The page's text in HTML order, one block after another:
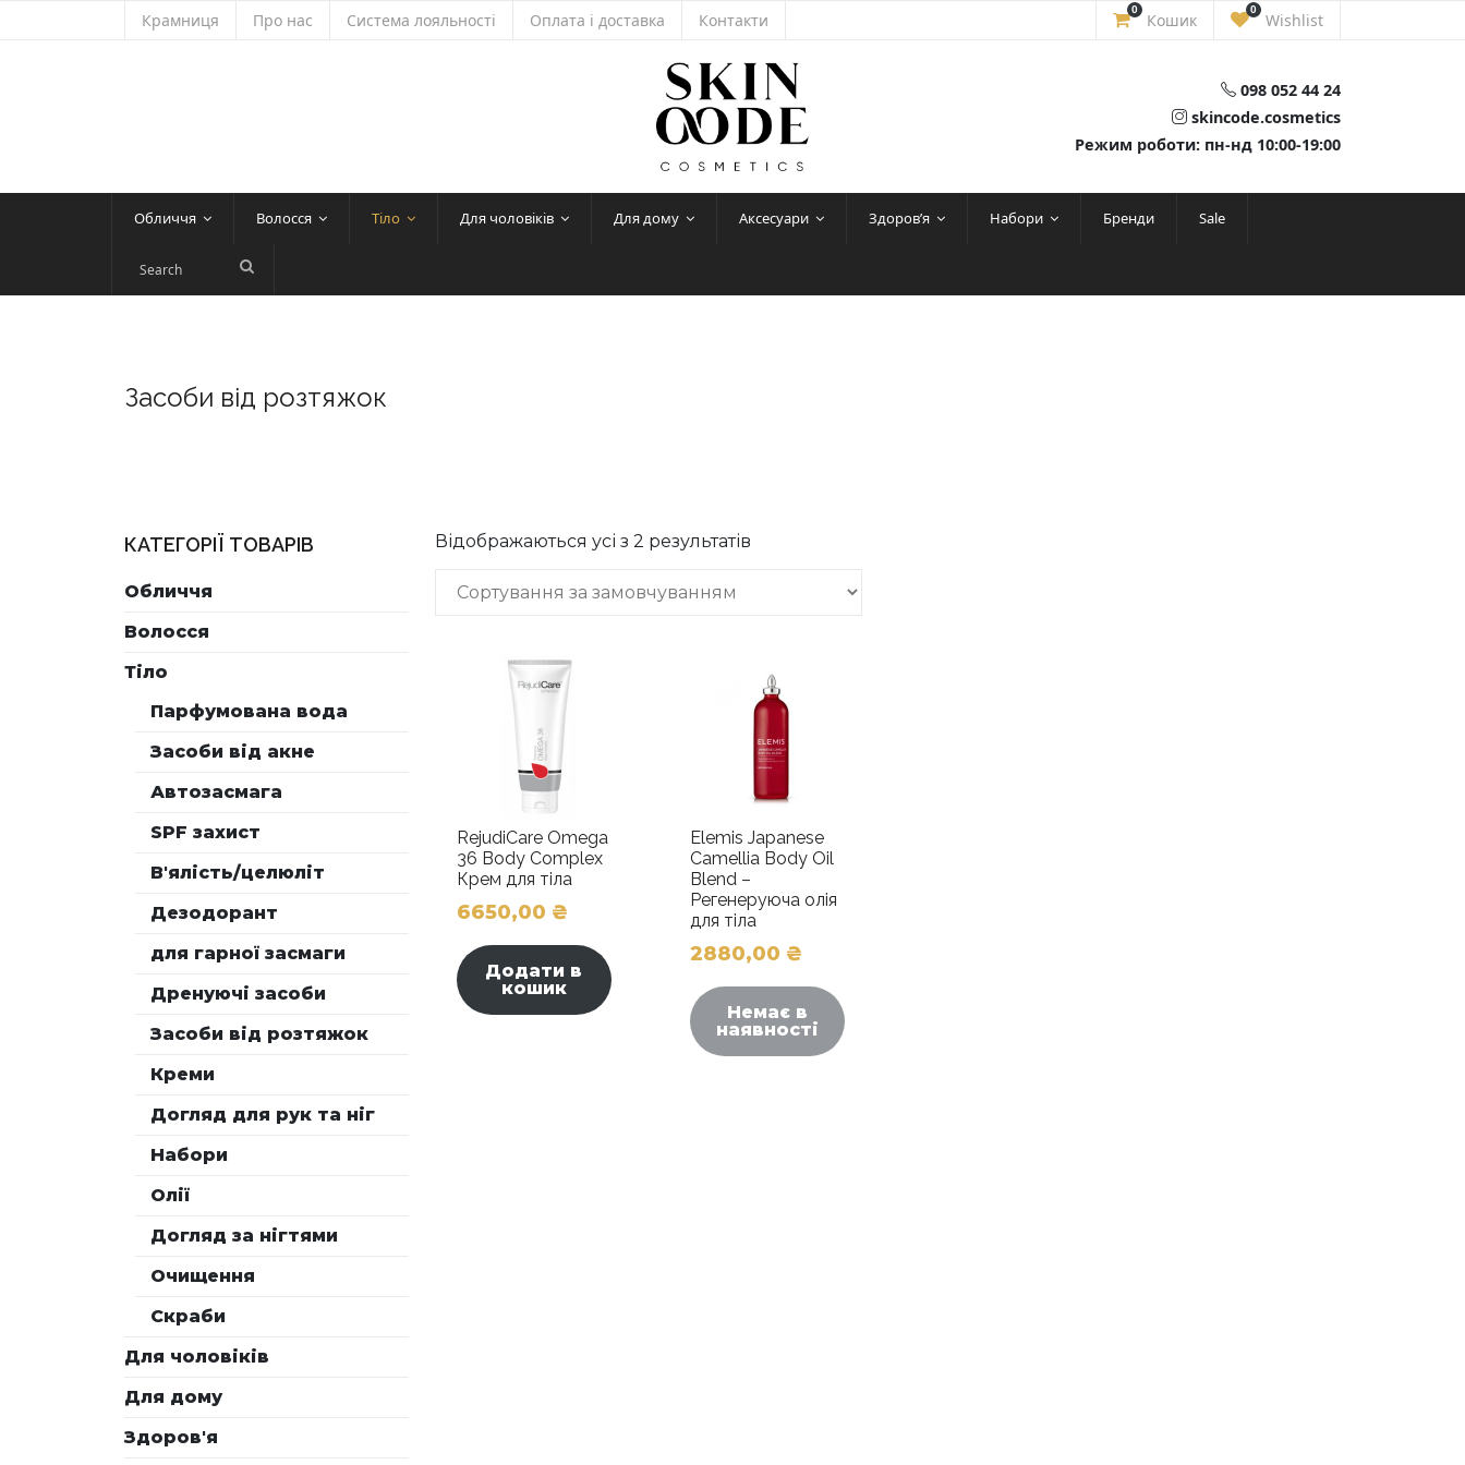
Крамниця Про нас Система лояльності Оплата і доставка Контакти
0
Кошик
0
Wishlist
098 052 44 24
skincode.cosmetics
Режим роботи: пн-нд 10:00-19:00
Обличчя Волосся Тіло Для чоловіків Для дому Аксесуари Здоров’я Набори Бренди Sale
Засоби від розтяжок
КАТЕГОРІЇ ТОВАРІВ
Обличчя
Волосся
Тіло
Парфумована вода
Засоби від акне
Автозасмага
SPF захист
В'ялість/целюліт
Дезодорант
для гарної засмаги
Дренуючі засоби
Засоби від розтяжок
Креми
Догляд для рук та ніг
Набори
Олії
Догляд за нігтями
Очищення
Скраби
Для чоловіків
Для дому
Здоров'я
Відображаються усі з 2 результатів
RejudiСare Omega
36 Body Complex
Крем для тіла
6650,00 ₴
Додати в
кошик
Elemis Japanese
Camellia Body Oil
Blend –
Регенеруюча олія
для тіла
2880,00 ₴
Немає в
наявності